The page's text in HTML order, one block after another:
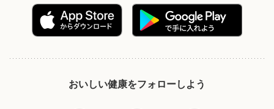
おいしい健康をフォローしよう